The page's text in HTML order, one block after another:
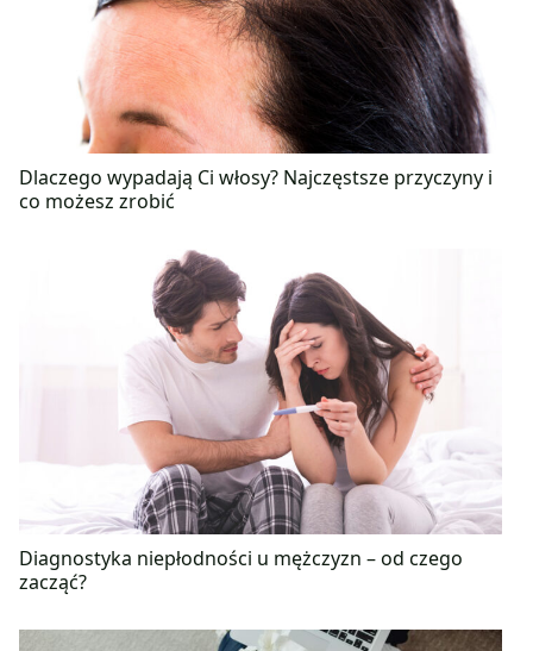
Dlaczego wypadają Ci włosy? Najczęstsze przyczyny i
co możesz zrobić
Diagnostyka niepłodności u mężczyzn – od czego
zacząć?